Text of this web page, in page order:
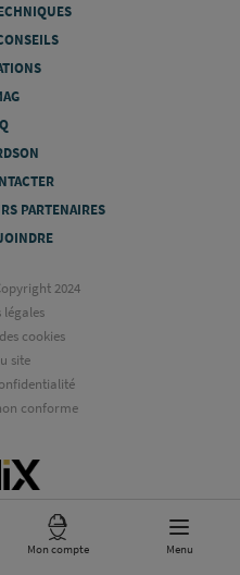
Mon compte Menu
PARTENAIRES
2024
légales
cookies
site
conforme